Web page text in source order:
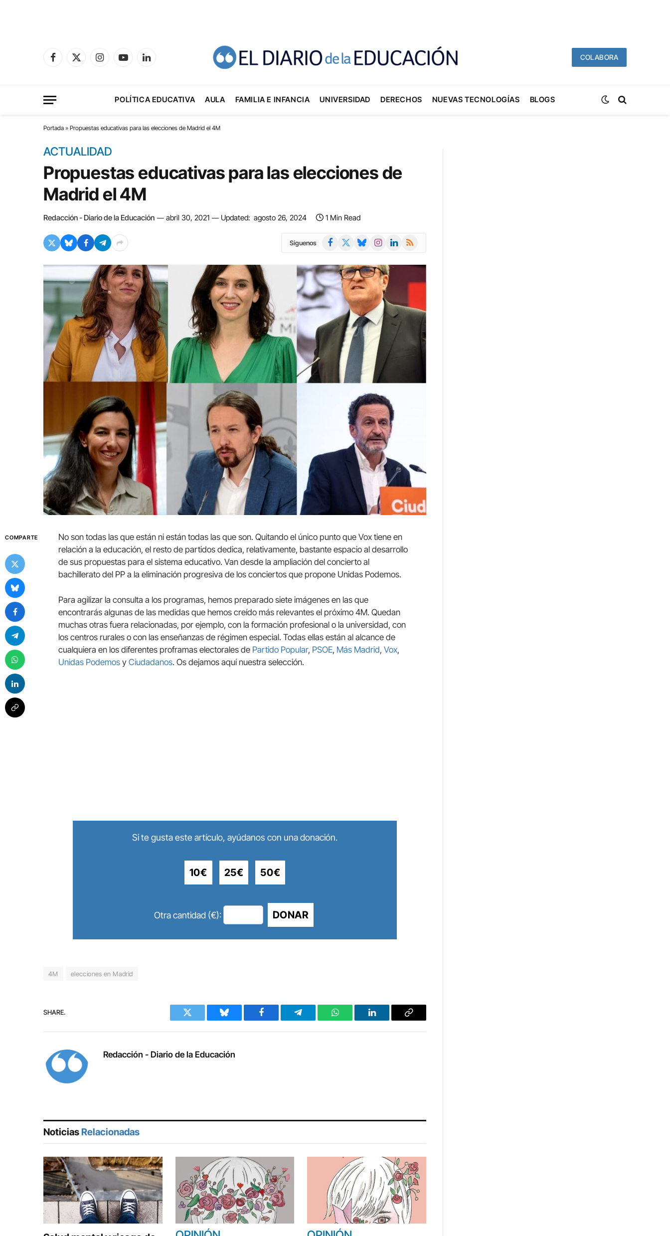
Facebook
X
InstagramYouTubeLinkedIn
COLABORA
POLÍTICA EDUCATIVA AULA FAMILIA E INFANCIA UNIVERSIDAD DERECHOS NUEVAS TECNOLOGÍAS BLOGS
Portada » Propuestas educativas para las elecciones de Madrid el 4M
ACTUALIDAD
Propuestas educativas para las elecciones de
Madrid el 4M
Redacción - Diario de la Educación abril 30, 2021 Updated: agosto 26, 2024 1 Min Read
Síguenos Facebook BlueskyInstagramLinkedIn
RSS
COMPARTE
No son todas las que están ni están todas las que son. Quitando el único punto que Vox tiene en
relación a la educación, el resto de partidos dedica, relativamente, bastante espacio al desarrollo
de sus propuestas para el sistema educativo. Van desde la ampliación del concierto al
bachillerato del PP a la eliminación progresiva de los conciertos que propone Unidas Podemos.
Para agilizar la consulta a los programas, hemos preparado siete imágenes en las que
encontrarás algunas de las medidas que hemos creído más relevantes el próximo 4M. Quedan
muchas otras fuera relacionadas, por ejemplo, con la formación profesional o la universidad, con
los centros rurales o con las enseñanzas de régimen especial. Todas ellas están al alcance de
cualquiera en los diferentes proframas electorales de Partido Popular, PSOE, Más Madrid,Vox,
Unidas Podemos yCiudadanos. Os dejamos aquí nuestra selección.
Si te gusta este artículo, ayúdanos con una donación.
10€ 25€ 50€
Otra cantidad (€): DONAR
4M elecciones en Madrid
SHARE.
Twitter Bluesky Facebook Telegram WhatsAppLinkedIn Copy
Redacción - Diario de la Educación
Noticias Relacionadas